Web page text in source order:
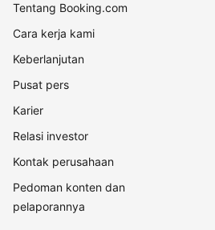
Tentang Booking.com
Cara kerja kami
Keberlanjutan
Pusat pers
Karier
Relasi investor
Kontak perusahaan
Pedoman konten dan
pelaporannya